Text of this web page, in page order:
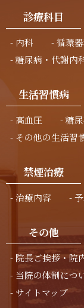
診療科目
内科 循環
糖尿病・代謝内
生活習慣病
高血圧 糖
その他の生活習
禁煙治療
治療内容
その他
院長ご挨拶・院
当院の体制につ
サイトマップ